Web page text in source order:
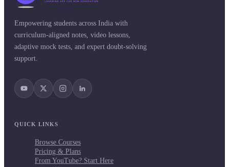
Empowering students across India with
curriculum-aligned notes, video lessons,
adaptive mock tests, and expert doubt-solving
support.
QUICK LINKS
Browse Courses
Pricing & Plans
From YouTube? Start Here